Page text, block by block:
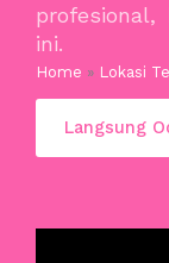
ini.
Home » Lokasi
Langsung